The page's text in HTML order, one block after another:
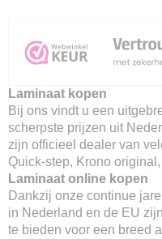
Laminaat kopen
Bij ons vindt u een
scherpste prijzen uit
zijn officieel dealer van
Quick-step, Krono
Laminaat online kopen
Dankzij onze continue
in Nederland en de EU
te bieden voor een breed